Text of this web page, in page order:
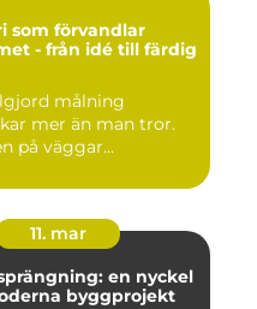
som förvandlar
- från idé till färdig
målning
mer än man tror.
på väggar...
11. mar
en nyckel
byggprojekt